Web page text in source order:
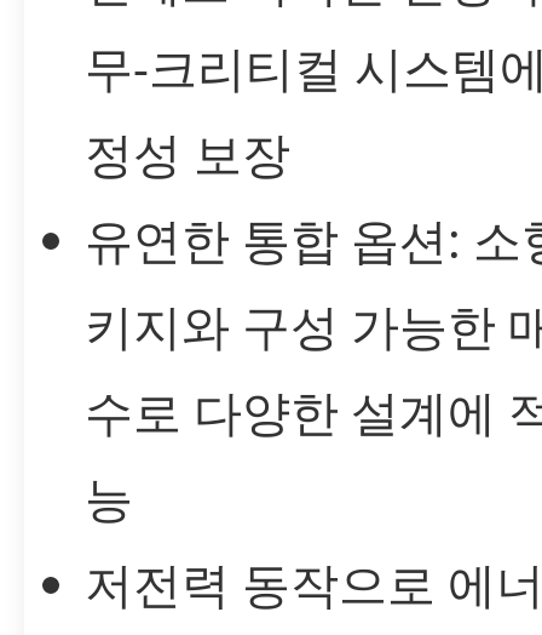
무‑크리티컬 시스템
정성 보장
유연한 통합 옵션: 소
키지와 구성 가능한
수로 다양한 설계에
능
저전력 동작으로 에